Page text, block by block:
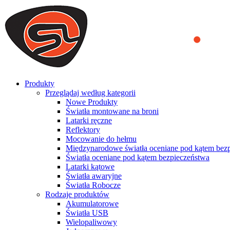
We use cookies to ensure that we provide you the best experience
you a better experience. To learn more or to find out how you can
ACCEPT AND CLOSE
Produkty
Przeglądaj według kategorii
Nowe Produkty
Światła montowane na broni
Latarki ręczne
Reflektory
Mocowanie do hełmu
Międzynarodowe światła oceniane pod kątem
Światła oceniane pod kątem bezpieczeństwa
Latarki kątowe
Światła awaryjne
Światła Robocze
Rodzaje produktów
Akumulatorowe
Światła USB
Wielopaliwowy